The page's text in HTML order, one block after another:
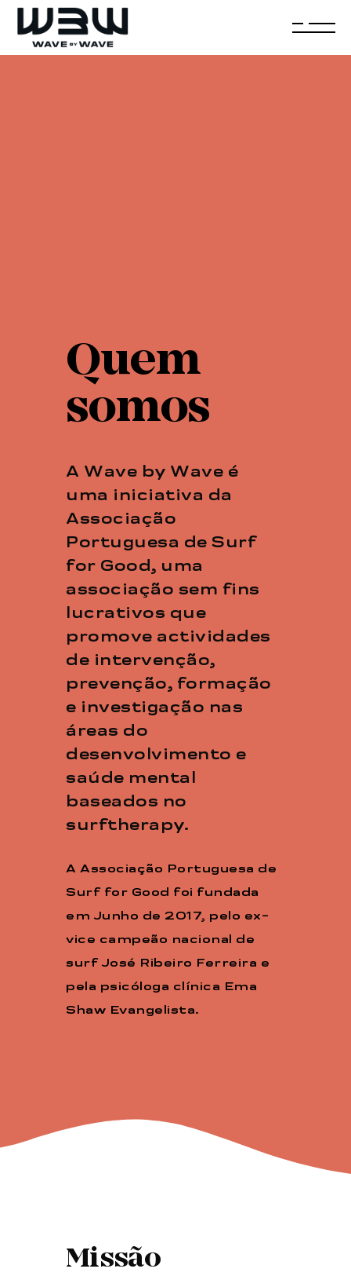
Quem
somos
A Wave by Wave é
uma iniciativa da
Associação
Portuguesa de Surf
for Good, uma
associação sem fins
lucrativos que
promove actividades
de intervenção,
prevenção, formação
e investigação nas
áreas do
desenvolvimento e
saúde mental
baseados no
surftherapy.
A Associação Portuguesa de
Surf for Good foi fundada
em Junho de 2017, pelo ex-
vice campeão nacional de
surf José Ribeiro Ferreira e
pela psicóloga clínica Ema
Shaw Evangelista.
Missão